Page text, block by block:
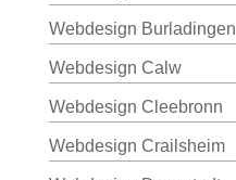
Webdesign Burladingen
Webdesign Calw
Webdesign Cleebronn
Webdesign Crailsheim